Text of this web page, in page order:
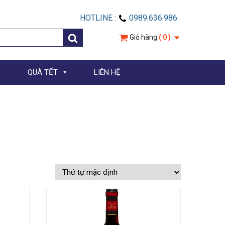
HOTLINE : 0989.636.986
Giỏ hàng ( 0 )
QUÀ TẾT LIÊN HỆ